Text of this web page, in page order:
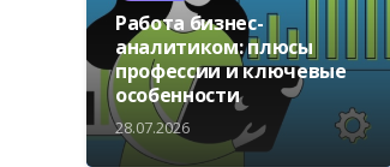
Работа бизнес-
аналитиком: плюсы
профессии и ключевые
особенности
28.07.2026